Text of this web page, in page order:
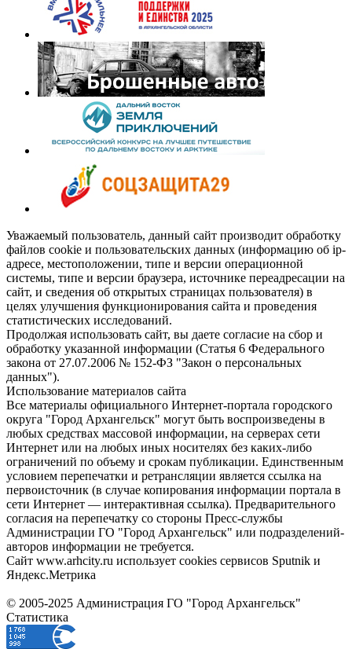
Уважаемый пользователь, данный сайт производит обработку
файлов cookie и пользовательских данных (информацию об ip-
адресе, местоположении, типе и версии операционной
системы, типе и версии браузера, источнике переадресации на
сайт, и сведения об открытых страницах пользователя) в
целях улучшения функционирования сайта и проведения
статистических исследований.
Продолжая использовать сайт, вы даете согласие на сбор и
обработку указанной информации (Статья 6 Федерального
закона от 27.07.2006 № 152-ФЗ "Закон о персональных
данных").
Использование материалов сайта
Все материалы официального Интернет-портала городского
округа "Город Архангельск" могут быть воспроизведены в
любых средствах массовой информации, на серверах сети
Интернет или на любых иных носителях без каких-либо
ограничений по объему и срокам публикации. Единственным
условием перепечатки и ретрансляции является ссылка на
первоисточник (в случае копирования информации портала в
сети Интернет — интерактивная ссылка). Предварительного
согласия на перепечатку со стороны Пресс-службы
Администрации ГО "Город Архангельск" или подразделений-
авторов информации не требуется.
Сайт www.arhcity.ru использует cookies сервисов Sputnik и
Яндекс.Метрика
© 2005-2025 Администрация ГО "Город Архангельск"
Статистика